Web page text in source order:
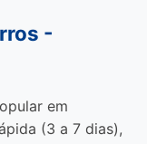
-
em
(3 a 7 dias),